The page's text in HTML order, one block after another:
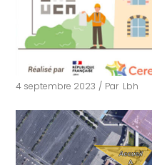
4 septembre 2023 Par Lbh